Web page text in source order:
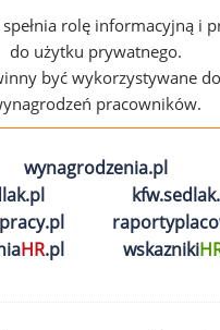
rolę informacyjną i
do użytku prywatnego.
być wykorzystywane
pracowników.
wynagrodzenia.pl
HR.pl wskazniki